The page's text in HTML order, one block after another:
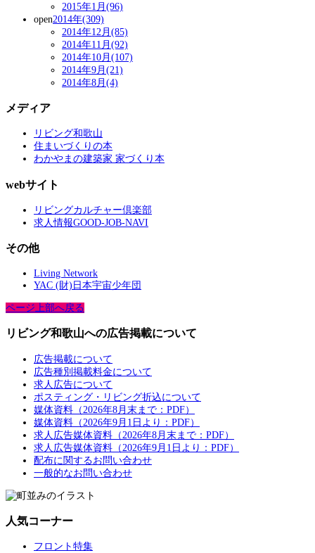
2015年1月(96)
open2014年(309)
2014年12月(85)
2014年11月(92)
2014年10月(107)
2014年9月(21)
2014年8月(4)
メディア
リビング和歌山
住まいづくりの本
わかやまの建築家 家づくり本
webサイト
リビングカルチャー倶楽部
求人情報GOOD-JOB-NAVI
その他
Living Network
YAC (財)日本宇宙少年団
ページ上部へ戻る
リビング和歌山への広告掲載について
広告掲載について
広告種別掲載料金について
求人広告について
ポスティング・リビング折込について
媒体資料（2026年8月末まで：PDF）
媒体資料（2026年9月1日より：PDF）
求人広告媒体資料（2026年8月末まで：PDF）
求人広告媒体資料（2026年9月1日より：PDF）
配布に関するお問い合わせ
一般的なお問い合わせ
人気コーナー
フロント特集